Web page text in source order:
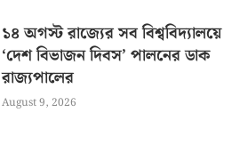
১৪ অগস্ট রাজ্যের সব বিশ্ববিদ্যালয়ে
‘দেশ বিভাজন দিবস’ পালনের ডাক
রাজ্যপালের
August 9, 2026